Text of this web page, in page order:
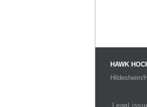
HAWK
Hildesheim/
Legal